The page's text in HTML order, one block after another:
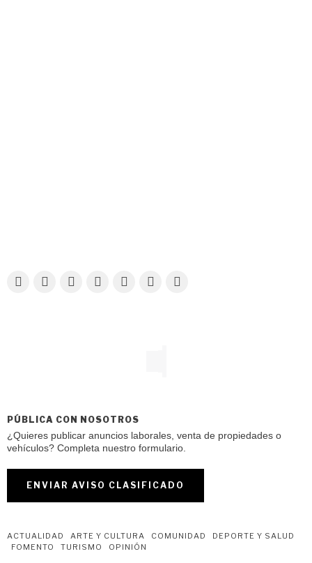
PÚBLICA CON NOSOTROS
¿Quieres publicar anuncios laborales, venta de propiedades o
vehículos? Completa nuestro formulario.
ENVIAR AVISO CLASIFICADO
ACTUALIDAD ARTE Y CULTURA COMUNIDAD
DEPORTE Y SALUD
FOMENTO
TURISMO OPINIÓN